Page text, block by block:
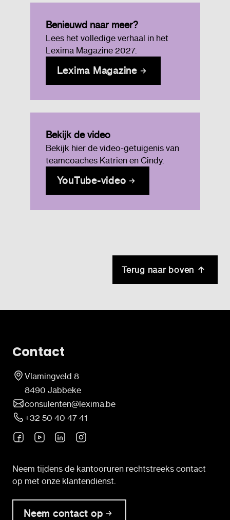
Benieuwd naar meer?
Lees het volledige verhaal in het
Lexima Magazine 2027.
Lexima Magazine
Bekijk de video
Bekijk hier de video-getuigenis van
teamcoaches Katrien en Cindy.
YouTube-video
Terug naar boven
Contact
Vlamingveld 8
8490 Jabbeke
consulenten@lexima.be
+32 50 40 47 41
Neem tijdens de kantooruren rechtstreeks contact
op met onze klantendienst.
Neem contact op